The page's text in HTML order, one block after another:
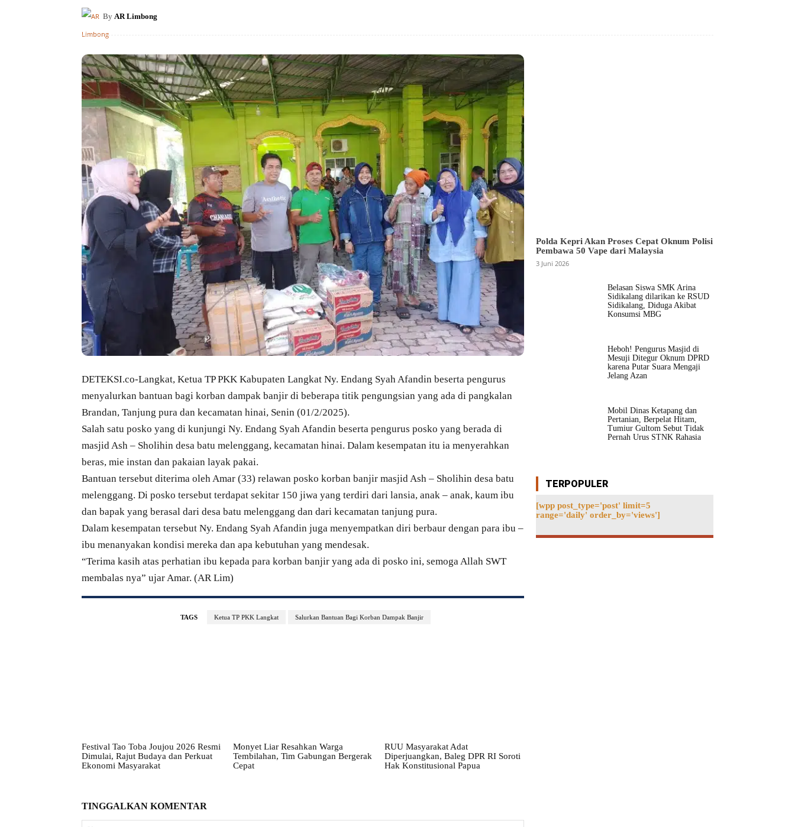
By AR Limbong
DETEKSI.co-Langkat, Ketua TP PKK Kabupaten Langkat Ny. Endang Syah Afandin beserta pengurus
menyalurkan bantuan bagi korban dampak banjir di beberapa titik pengungsian yang ada di pangkalan
Brandan, Tanjung pura dan kecamatan hinai, Senin (01/2/2025).
Salah satu posko yang di kunjungi Ny. Endang Syah Afandin beserta pengurus posko yang berada di
masjid Ash – Sholihin desa batu melenggang, kecamatan hinai. Dalam kesempatan itu ia menyerahkan
beras, mie instan dan pakaian layak pakai.
Bantuan tersebut diterima oleh Amar (33) relawan posko korban banjir masjid Ash – Sholihin desa batu
melenggang. Di posko tersebut terdapat sekitar 150 jiwa yang terdiri dari lansia, anak – anak, kaum ibu
dan bapak yang berasal dari desa batu melenggang dan dari kecamatan tanjung pura.
Dalam kesempatan tersebut Ny. Endang Syah Afandin juga menyempatkan diri berbaur dengan para ibu –
ibu menanyakan kondisi mereka dan apa kebutuhan yang mendesak.
“Terima kasih atas perhatian ibu kepada para korban banjir yang ada di posko ini, semoga Allah SWT
membalas nya” ujar Amar. (AR Lim)
TAGS Ketua TP PKK Langkat Salurkan Bantuan Bagi Korban Dampak Banjir
Festival Tao Toba Joujou 2026 Resmi
Dimulai, Rajut Budaya dan Perkuat
Ekonomi Masyarakat
Monyet Liar Resahkan Warga
Tembilahan, Tim Gabungan Bergerak
Cepat
RUU Masyarakat Adat
Diperjuangkan, Baleg DPR RI Soroti
Hak Konstitusional Papua
TINGGALKAN KOMENTAR
Polda Kepri Akan Proses Cepat Oknum Polisi
Pembawa 50 Vape dari Malaysia
3 Juni 2026
Belasan Siswa SMK Arina
Sidikalang dilarikan ke RSUD
Sidikalang, Diduga Akibat
Konsumsi MBG
Heboh! Pengurus Masjid di
Mesuji Ditegur Oknum DPRD
karena Putar Suara Mengaji
Jelang Azan
Mobil Dinas Ketapang dan
Pertanian, Berpelat Hitam,
Tumiur Gultom Sebut Tidak
Pernah Urus STNK Rahasia
TERPOPULER
[wpp post_type='post' limit=5
range='daily' order_by='views']